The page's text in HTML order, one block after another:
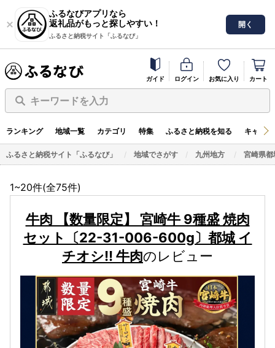
ふるなびアプリなら
返礼品がもっと探しやすい！
ふるさと納税サイト「ふるなび」
開く
ガイド ログイン お気に入り カート
キーワードを入力
ランキング 地域一覧 カテゴリ 特集 ふるさと納税を知る キャン
ふるさと納税サイト「ふるなび」 地域でさがす 九州地方 宮崎県都
1~20件(全75件)
牛肉 【数量限定】 宮崎牛 9種盛 焼肉
セット〔22-31-006-600g〕都城 イ
チオシ!! 牛肉のレビュー